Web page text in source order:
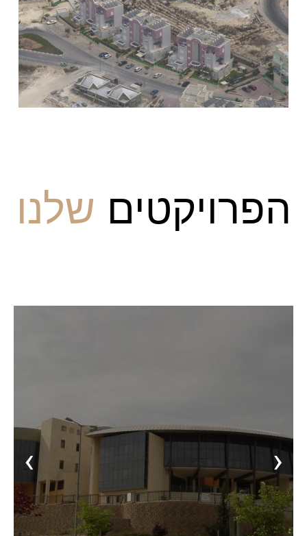
הפרויקטים שלנו
‹ ›